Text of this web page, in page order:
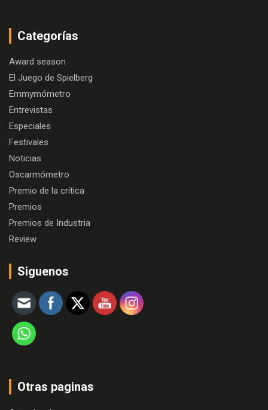
Categorías
Award season
El Juego de Spielberg
Emmymómetro
Entrevistas
Especiales
Festivales
Noticias
Oscarmómetro
Premio de la crítica
Premios
Premios de Industria
Review
Siguenos
Otras paginas